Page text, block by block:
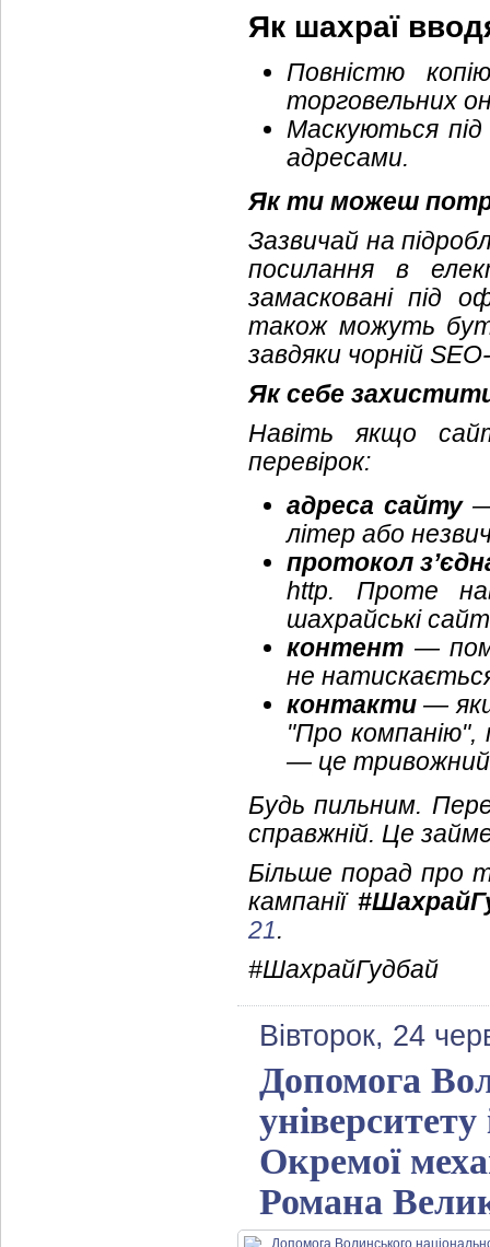
Як шахраї
Повністю
торговельних
Маскуються
адресами.
Як ти можеш
Зазвичай на
посилання в
замасковані під
також можуть
завдяки чорній
Як себе
Навіть якщо
перевірок:
адреса сайту—
літер або
протокол
http. Проте
шахрайські
контент —
не
контакти —
"Про компанію",
— це тривожний
Будь пильним.
справжній. Це
Більше порад про
кампанії
21.
#ШахрайГудбай
Вівторок, 24
Допомога
Окремої
Романа